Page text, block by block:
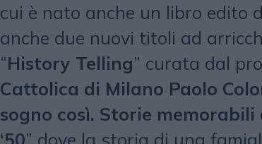
cui è nato anche un libro edito
anche due nuovi titoli ad
“History Telling” curata dal
Cattolica di Milano Paolo
sogno così. Storie
‘50” dove la storia di una